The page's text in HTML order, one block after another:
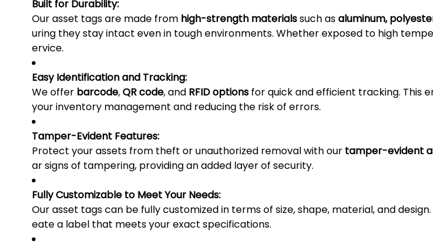
Built for Durability:
Our asset tags are made from high-strength materialssuch asaluminum,
uring they stay intact even in tough environments. Whether exposed to high
ervice.
Easy Identification and Tracking:
We offer barcode,QR code, and RFID options for quick and efficient tracking. This
your inventory management and reducing the risk of errors.
Tamper-Evident Features:
Protect your assets from theft or unauthorized removal with our tamper-evident
ar signs of tampering, providing an added layer of security.
Fully Customizable to Meet Your Needs:
Our asset tags can be fully customized in terms of size, shape, material, and
eate a label that meets your exact specifications.